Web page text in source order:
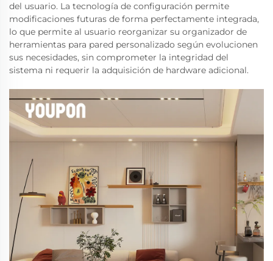
del usuario. La tecnología de configuración permite
modificaciones futuras de forma perfectamente integrada,
lo que permite al usuario reorganizar su organizador de
herramientas para pared personalizado según evolucionen
sus necesidades, sin comprometer la integridad del
sistema ni requerir la adquisición de hardware adicional.